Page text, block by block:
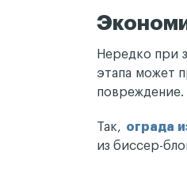
Нередко при
этапа может
повреждение.
Так, ограда
из биссер-